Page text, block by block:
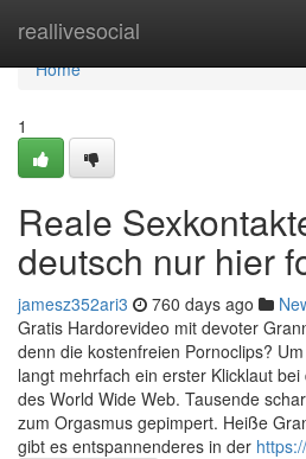
reallivesocial
Home
Home
1
Reale
deutsch nur hier
jamesz352ari3 760 days ago
Gratis Hardorevideo mit devoter
denn die kostenfreien Pornoclips?
langt mehrfach ein erster Klicklaut
des World Wide Web. Tausende
zum Orgasmus gepimpert. Heiße
gibt es entspannenderes in der